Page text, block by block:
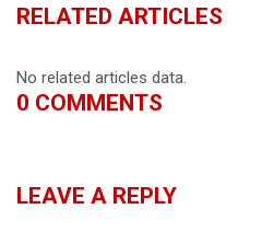
RELATED ARTICLES
No related articles data.
0 COMMENTS
LEAVE A REPLY